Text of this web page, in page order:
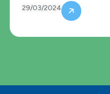
29/03/2024